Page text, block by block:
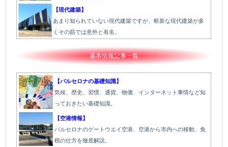
【現代建築】
あまり知られていない現代建築ですが、斬新な現代建築が多
くその筋では意外と有名。
基本情報記事一覧
【バルセロナの基礎知識】
気候、歴史、習慣、通貨、物価、インターネット事情など知
っておきたい基礎知識。
【空港情報】
バルセロナのゲートウエイ空港、空港から市内への移動、免
税の仕方を徹底解説。